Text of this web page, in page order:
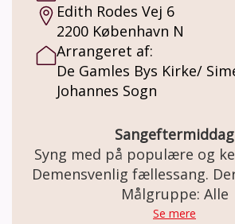
Edith Rodes Vej 6
2200 København N
Arrangeret af:
De Gamles Bys Kirke/
Johannes Sogn
Sangeftermiddag
Syng med på populære og
Demensvenlig fællessang.
inden vi synger (om
sorger, naturen, og meget
Målgruppe: Alle
Se mere